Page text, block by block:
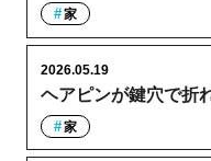
家
ヘアピンが鍵穴で折
2026.05.19
家